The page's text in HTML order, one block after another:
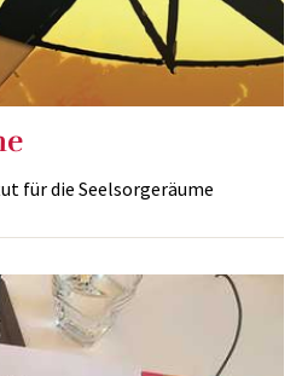
für die Seelsorgeräume